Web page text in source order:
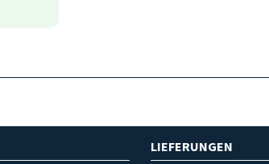
LIEFERUNGEN